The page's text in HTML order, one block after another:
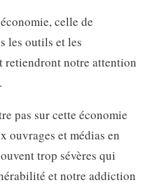
celle de
les outils et les
retiendront notre attention
pas sur cette économie
ouvrages et médias en
trop sévères qui
et notre addiction